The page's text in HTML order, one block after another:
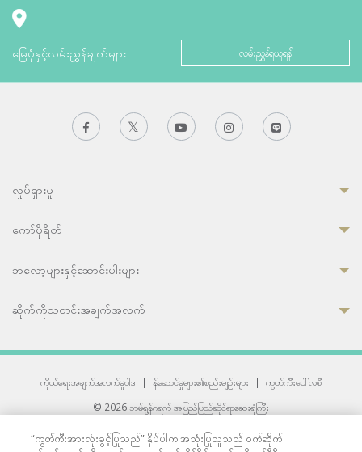
မြေပုံနှင့်လမ်းညွှန်ချက်များ လမ်းညွှန်ရယူရန်
လှုပ်ရှားမှု
ကော်ပိုရိတ်
ဘလော့များနှင့်ဆောင်းပါးများ
ဆိုက်ကိုသတင်းအချက်အလက်
ကိုယ်ရေးအချက်အလက်မူဝါဒ | န်ဆောင်မှုများ၏စည်းမျဉ်းများ |
ကွတ်ကီးပေါ်လစီ
© 2026 ဘမ်ရွန်ဂရက် အပြည်ပြည်ဆိုင်ရာဆေးရုံကြီး
“ကွတ်ကီးအားလုံးခွင့်ပြုသည်” နှိပ်ပါက အသုံးပြုသူသည် ဝက်ဆိုက်